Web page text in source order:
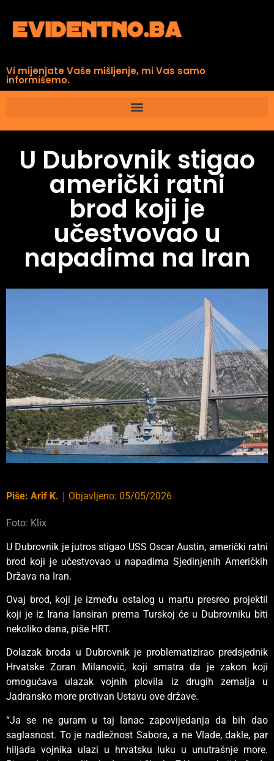
Vi mijenjate Vaše mišljenje, mi Vas samo
informišemo.
U Dubrovnik stigao
američki ratni
brod koji je
učestvovao u
napadima na Iran
Piše: Arif K. Objavljeno: 05/05/2026
Foto: Klix
U Dubrovnik je jutros stigao USS Oscar Austin, američki ratni
brod koji je učestvovao u napadima Sjedinjenih Američkih
Država na Iran.
Ovaj brod, koji je između ostalog u martu presreo projektil
koji je iz Irana lansiran prema Turskoj će u Dubrovniku biti
nekoliko dana, piše HRT.
Dolazak broda u Dubrovnik je problematizirao predsjednik
Hrvatske Zoran Milanović, koji smatra da je zakon koji
omogućava ulazak vojnih plovila iz drugih zemalja u
Jadransko more protivan Ustavu ove države.
“Ja se ne guram u taj lanac zapovijedanja da bih dao
saglasnost. To je nadležnost Sabora, a ne Vlade, dakle, par
hiljada vojnika ulazi u hrvatsku luku u unutrašnje more.